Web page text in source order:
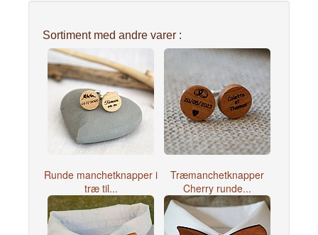
Sortiment med andre varer :
Runde manchetknapper i
træ til...
Træmanchetknapper
Cherry runde...